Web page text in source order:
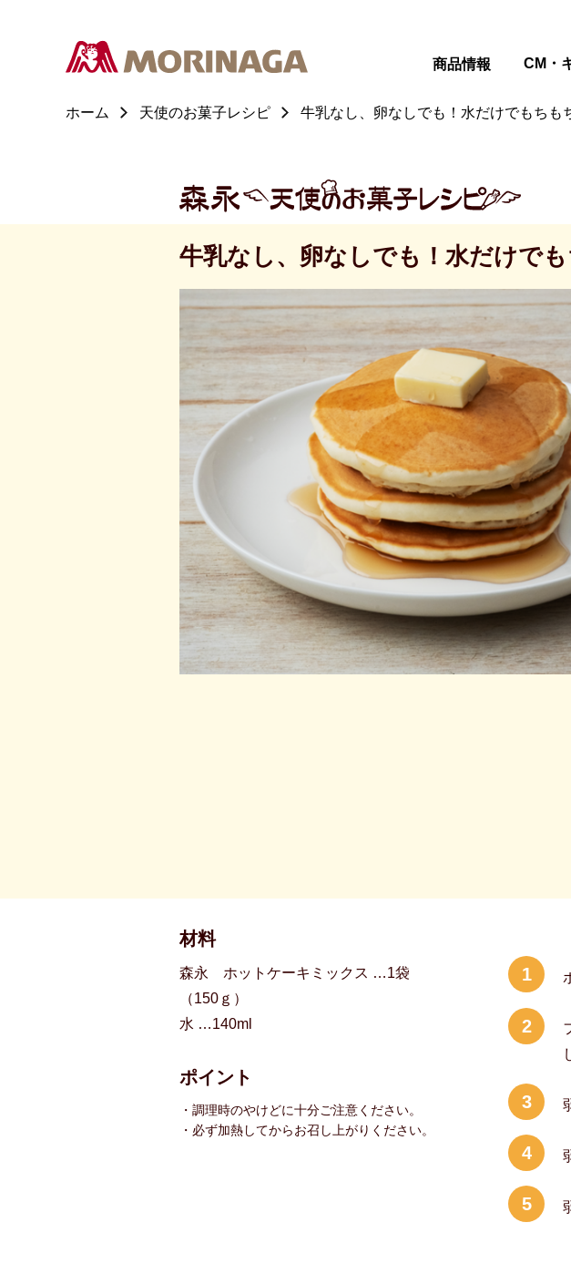
商品情報 CM・
ホーム 天使のお菓子レシピ 牛乳なし、卵なしでも！水だけでもちも
牛乳なし、卵なしでも！水だけで
材料
森永 ホットケーキミックス …1袋
（150ｇ）
水 …140ml
ポイント
・調理時のやけどに十分ご注意ください。
・必ず加熱してからお召し上がりください。
1
2
3
4
5